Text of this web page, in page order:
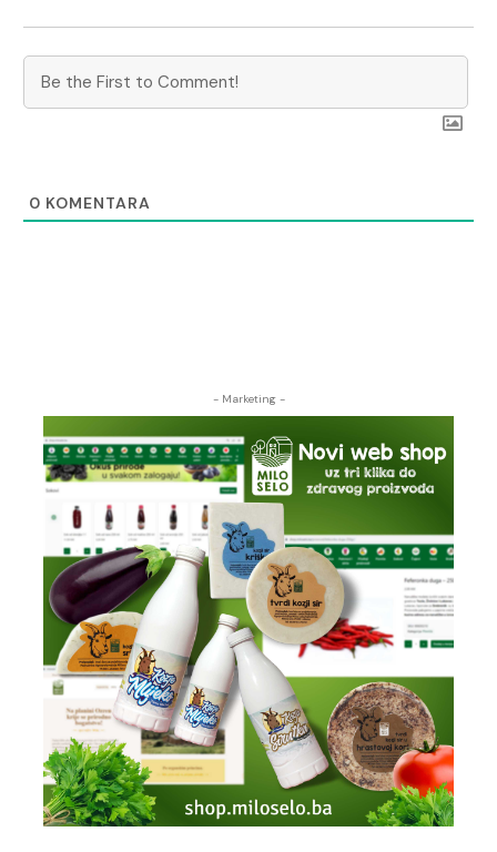
0 KOMENTARA
- Marketing -